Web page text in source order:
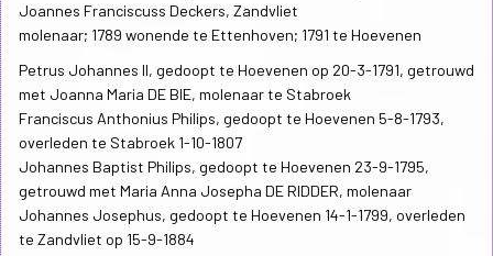
Joannes Franciscuss Deckers, Zandvliet
molenaar; 1789 wonende te Ettenhoven; 1791 te Hoevenen
Petrus Johannes II, gedoopt te Hoevenen op 20-3-1791, getrouwd
met Joanna Maria DE BIE, molenaar te Stabroek
Franciscus Anthonius Philips, gedoopt te Hoevenen 5-8-1793,
overleden te Stabroek 1-10-1807
Johannes Baptist Philips, gedoopt te Hoevenen 23-9-1795,
getrouwd met Maria Anna Josepha DE RIDDER, molenaar
Johannes Josephus, gedoopt te Hoevenen 14-1-1799, overleden
te Zandvliet op 15-9-1884